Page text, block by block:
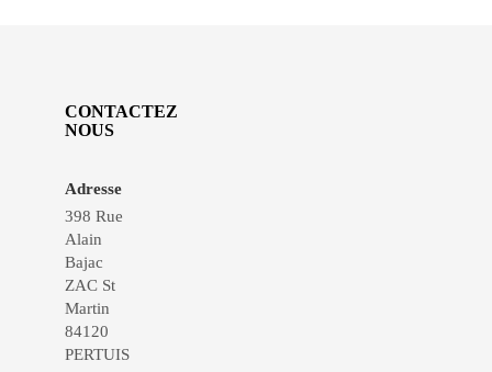
CONTACTEZ
NOUS
Adresse
398 Rue
Alain
Bajac
ZAC St
Martin
84120
PERTUIS